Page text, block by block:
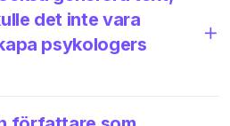
det inte vara
psykologers